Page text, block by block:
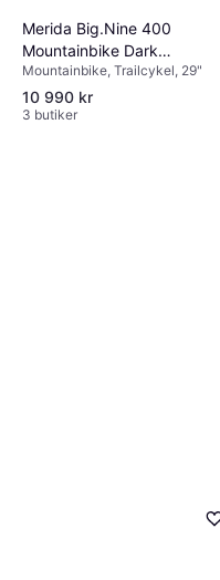
Merida Big.Nine 400
Mountainbike Dark
Silver/Black Unisex
Mountainbike, Trailcykel, 29"
10 990 kr
3 butiker